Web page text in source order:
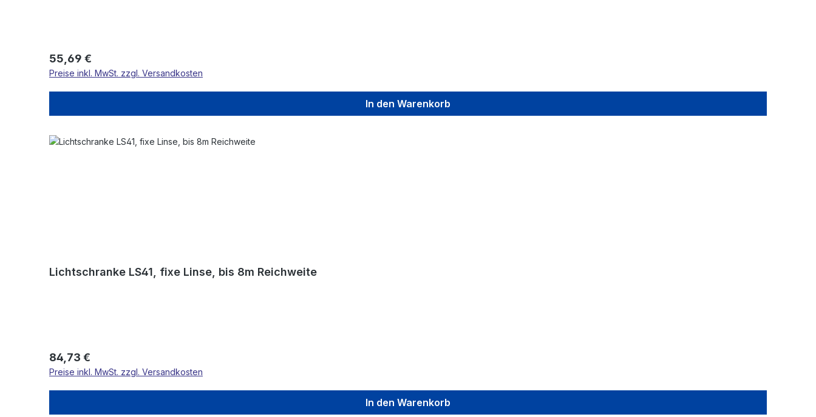
Regulärer Preis:
55,69 €
Preise inkl. MwSt. zzgl. Versandkosten
In den Warenkorb
Lichtschranke LS41, fixe Linse, bis 8m Reichweite
Regulärer Preis:
84,73 €
Preise inkl. MwSt. zzgl. Versandkosten
In den Warenkorb